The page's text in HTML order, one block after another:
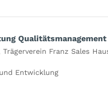
Trägerverein Franz Sales
Entwicklung